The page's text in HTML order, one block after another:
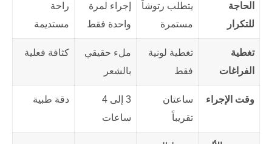
الحاجة
للتكرار
يتطلب رتوشاً
مستمرة
إجراء لمرة
واحدة فقط
راحة
مستديمة
تغطية
الفراغات
تغطية لونية
فقط
ملء حقيقي
بالشعر
كثافة فعلية
وقت الإجراء
ساعتان
تقريباً
3 إلى 4
ساعات
دقة طبية